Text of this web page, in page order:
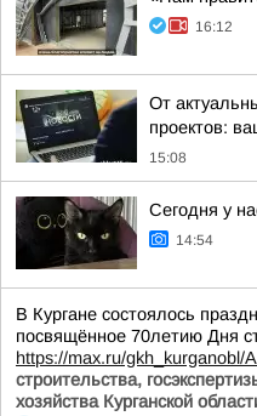
16:12
От
проектов:
15:08
Сегодня у
14:54
В Кургане состоялось
посвящённое 70летию Дня
https://max.ru/gkh_kurganobl/
строительства,
хозяйства Курганской